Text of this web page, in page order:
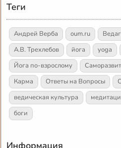
Теги
Андрей Верба oum.ru
А.В. Трехлебов
йога yoga
Йога по-взрослому
Карма
Ответы на Вопросы
ведическая культура
боги
Информация